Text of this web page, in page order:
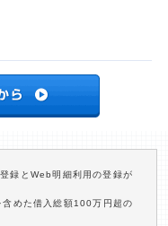
録とWeb明細利用の登録が
めた借入総額100万円超の